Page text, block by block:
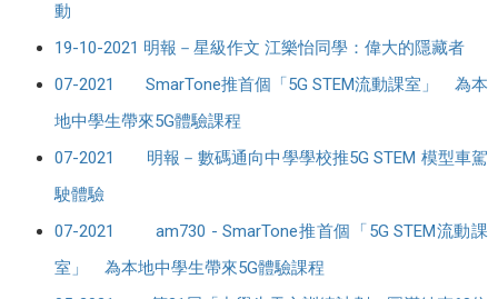
動
19-10-2021 明報－星級作文 江樂怡同學：偉大的隱藏者
07-2021 SmarTone推首個「5G STEM流動課室」 為本
地中學生帶來5G體驗課程
07-2021 明報－數碼通向中學學校推5G STEM 模型車駕
駛體驗
07-2021 am730 - SmarTone推首個「5G STEM流動課
室」 為本地中學生帶來5G體驗課程